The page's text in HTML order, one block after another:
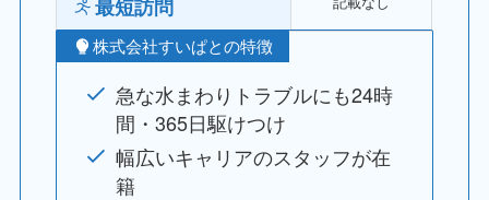
最短訪問
株式会社すいぱとの特徴
急な水まわりトラブルにも24時
間・365日駆けつけ
幅広いキャリアのスタッフが在
籍